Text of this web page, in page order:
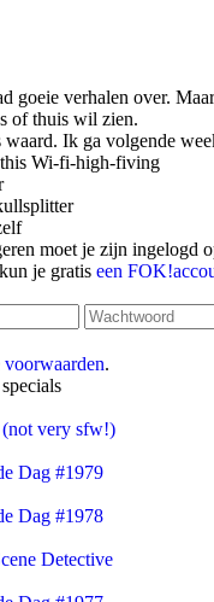
goeie verhalen over.
of thuis wil zien.
Ik ga volgende
Wi-fi-high-fiving
moet je zijn ingelogd
je gratis een
voorwaarden.
very sfw!)
Dag #1979
Dag #1978
Detective